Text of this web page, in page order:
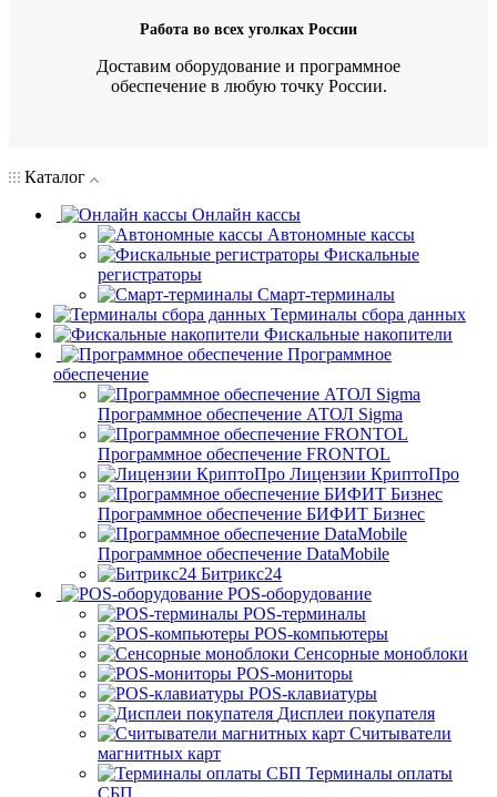
Работа во всех уголках России
Доставим оборудование и программное
обеспечение в любую точку России.
Каталог
Онлайн кассы
Автономные кассы
Фискальные
регистраторы
Смарт-терминалы
Терминалы сбора данных
Фискальные накопители
Программное
обеспечение
Программное обеспечение АТОЛ Sigma
Программное обеспечение FRONTOL
Лицензии КриптоПро
Программное обеспечение БИФИТ Бизнес
Программное обеспечение DataMobile
Битрикс24
POS-оборудование
POS-терминалы
POS-компьютеры
Сенсорные моноблоки
POS-мониторы
POS-клавиатуры
Дисплеи покупателя
Считыватели
магнитных карт
Терминалы оплаты
СБП